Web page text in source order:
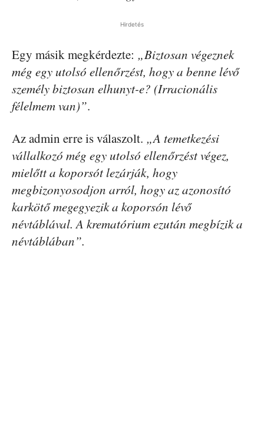
Hirdetés
Egy másik megkérdezte: „Biztosan végeznek
még egy utolsó ellenőrzést, hogy a benne lévő
személy biztosan elhunyt-e? (Irracionális
félelmem van)”.
Az admin erre is válaszolt. „A temetkezési
vállalkozó még egy utolsó ellenőrzést végez,
mielőtt a koporsót lezárják, hogy
megbizonyosodjon arról, hogy az azonosító
karkötő megegyezik a koporsón lévő
névtáblával. A krematórium ezután megbízik a
névtáblában”.